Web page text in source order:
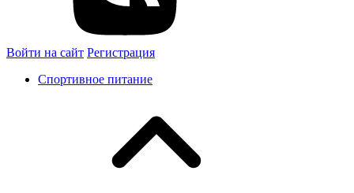
Войти на сайт Регистрация
Спортивное питание